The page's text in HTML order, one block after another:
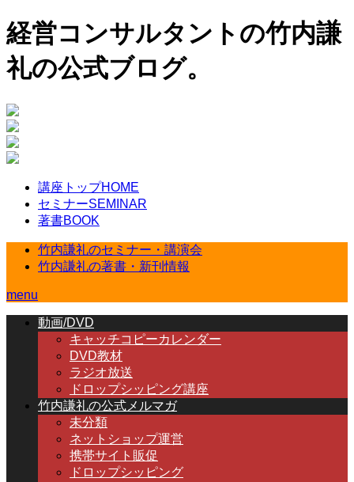
経営コンサルタントの竹内謙
礼の公式ブログ。
講座トップHOME
セミナーSEMINAR
著書BOOK
竹内謙礼のセミナー・講演会
竹内謙礼の著書・新刊情報
menu
動画/DVD
キャッチコピーカレンダー
DVD教材
ラジオ放送
ドロップシッピング講座
竹内謙礼の公式メルマガ
未分類
ネットショップ運営
携帯サイト販促
ドロップシッピング